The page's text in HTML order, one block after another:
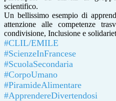
scientifico.
Un bellissimo esempio di
attenzione alle competenze
condivisione, Inclusione e
#CLIL/EMILE
#ScienzeInFrancese
#ScuolaSecondaria
#CorpoUmano
#PiramideAlimentare
#ApprendereDivertendosi